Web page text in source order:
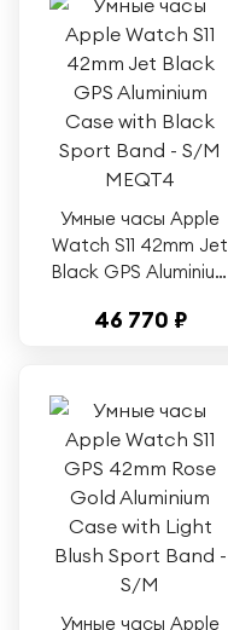
Умные часы Apple
Watch S11 42mm Jet
Black GPS Aluminium
Sport Band - S/M
46 770 ₽
Умные часы Apple